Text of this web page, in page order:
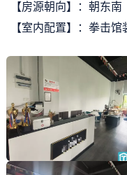
【房源朝向】：朝东南
【室内配置】：拳击